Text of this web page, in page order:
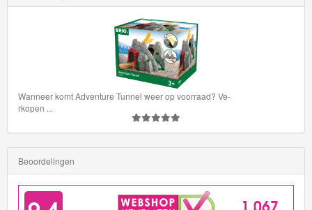
Wanneer komt Adventure Tunnel weer op voorraad? Ve-
rkopen ...
Beoordelingen